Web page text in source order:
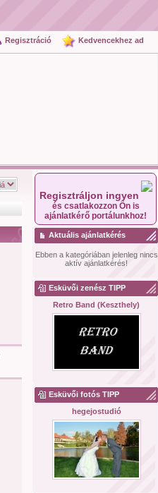
Kedvencekhez ad
Regisztráció
Regisztráljon ingyen
és csatlakozzon Ön is
ajánlatkérő portálunkhoz!
Aktuális ajánlatkérés
Ebben a kategóriában jelenleg nincs
aktív ajánlatkérés!
Esküvői zenész TIPP
Retro Band (Keszthely)
Esküvői fotós TIPP
hegejostudió